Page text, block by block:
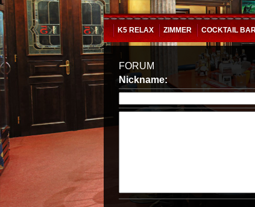
K5 RELAX ZIMMER COCKTAIL
FORUM
Nickname: